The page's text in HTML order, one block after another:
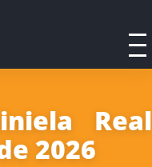
Real
2026